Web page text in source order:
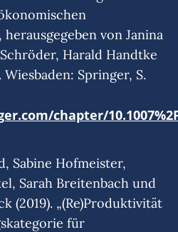
von Janina
Harald Handtke
Springer, S.
chapter/
Sabine Hofmeister,
Sarah Breitenbach und
(2019). „(Re)Produktivität
für